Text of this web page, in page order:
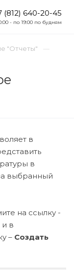
(812) 640-20-45
- по 19:00 по будням
"Отчеты"
в
в
выбранный
на ссылку -
в
– Создать